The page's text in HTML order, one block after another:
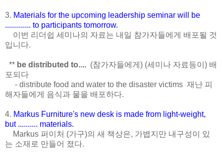
3. Materials for the upcoming leadership seminar will be
............. to participants tomorrow.
이번 리더쉽 세미나의 자료는 내일 참가자들에게 배포될 것
입니다.
** be distributed to.... (참가자들에게) (세미나 자료등이) 배
포되다
- distribute food and water to the disaster victims 재난 피
해자들에게 음식과 물을 배포하다.
4. Markus Furniture's new desk is made from light-weight,
but .......... materials.
Markus 퍼이처 (가구)의 새 책상은, 가볍지만 내구성이 있
는 소재로 만들어 졌다.